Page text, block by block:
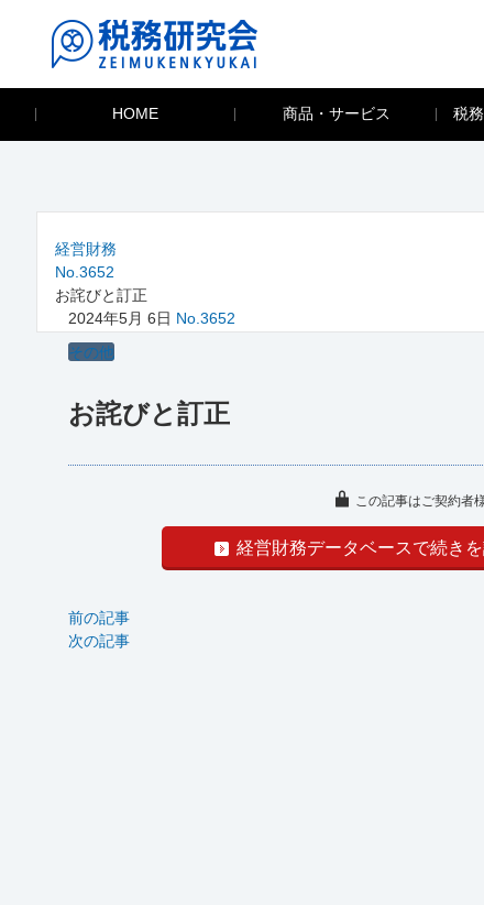
HOME 商品・サービス 税
経営財務
No.3652
お詫びと訂正
2024年5月 6日 No.3652
その他
お詫びと訂正
この記事はご契約者
経営財務データベースで続き
前の記事
次の記事